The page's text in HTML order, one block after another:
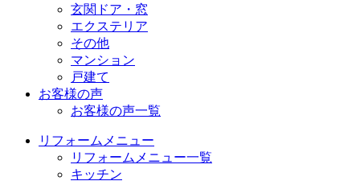
玄関ドア・窓
エクステリア
その他
マンション
戸建て
お客様の声
お客様の声一覧
リフォームメニュー
リフォームメニュー一覧
キッチン